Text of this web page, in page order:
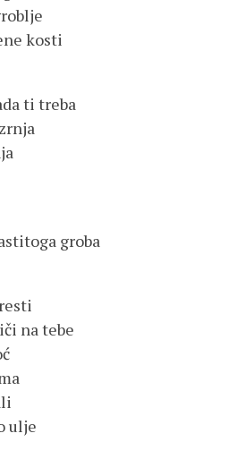
kosti
ti treba
groba
na tebe
ulje